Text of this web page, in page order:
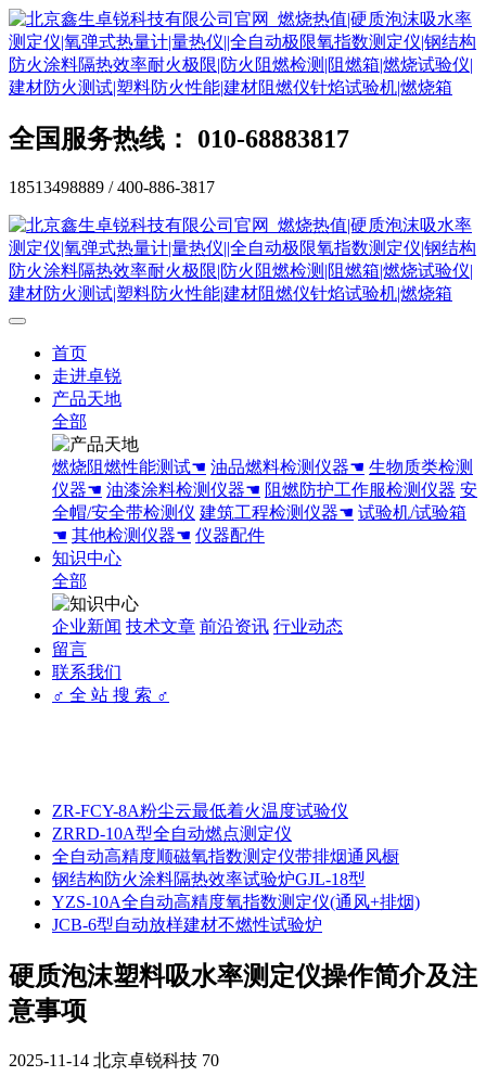
全国服务热线： 010-68883817
18513498889 / 400-886-3817
首页
走进卓锐
产品天地
全部
燃烧阻燃性能测试☚ 油品燃料检测仪器☚ 生物质类检测
仪器☚ 油漆涂料检测仪器☚ 阻燃防护工作服检测仪器 安
全帽/安全带检测仪 建筑工程检测仪器☚ 试验机/试验箱
☚ 其他检测仪器☚ 仪器配件
知识中心
全部
企业新闻 技术文章 前沿资讯 行业动态
留言
联系我们
♂ 全 站 搜 索 ♂
ZR-FCY-8A粉尘云最低着火温度试验仪
ZRRD-10A型全自动燃点测定仪
全自动高精度顺磁氧指数测定仪带排烟通风橱
钢结构防火涂料隔热效率试验炉GJL-18型
YZS-10A全自动高精度氧指数测定仪(通风+排烟)
JCB-6型自动放样建材不燃性试验炉
硬质泡沫塑料吸水率测定仪操作简介及注
意事项
2025-11-14 北京卓锐科技 70